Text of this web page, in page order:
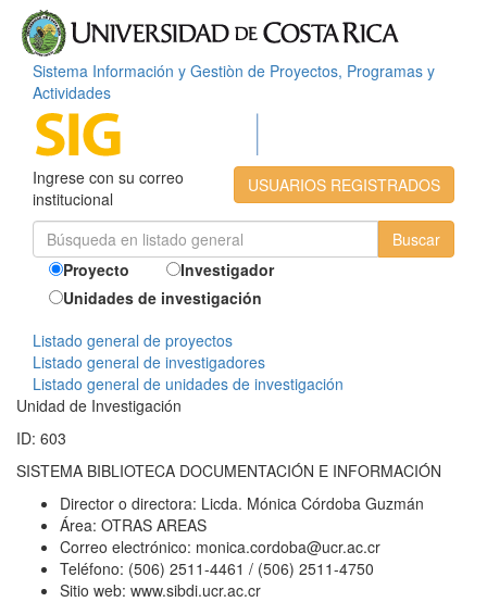
Sistema Información y Gestiòn de Proyectos, Programas y
Actividades
USUARIOS REGISTRADOS
Ingrese con su correo
institucional
Proyecto
Investigador
Unidades de investigación
Listado general de proyectos
Listado general de investigadores
Listado general de unidades de investigación
Unidad de Investigación
ID: 603
SISTEMA BIBLIOTECA DOCUMENTACIÓN E INFORMACIÓN
Director o directora: Licda. Mónica Córdoba Guzmán
Área: OTRAS AREAS
Correo electrónico: monica.cordoba@ucr.ac.cr
Teléfono: (506) 2511-4461 / (506) 2511-4750
Sitio web: www.sibdi.ucr.ac.cr